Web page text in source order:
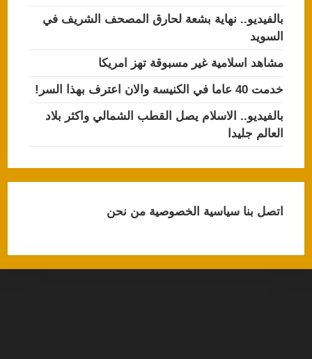
بالفيديو.. نهاية بشعة لحارق المصحف الشريف في
السويد
مشاهد اسلامية غير مسبوقة تهز امريكا
خدمت 40 عاما في الكنيسة والان اعترف بهذا السر!
بالفيديو.. الاسلام يصل القطب الشمالي واكثر بلاد
العالم جليدا
اتصل بناسياسية الخصوصيةمن نحن